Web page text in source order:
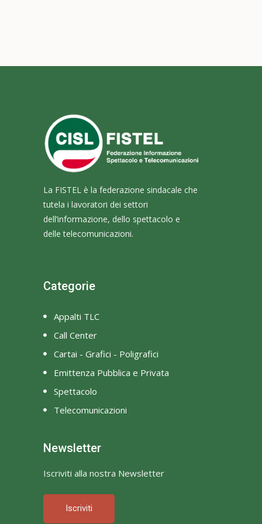
La FISTEL è la federazione sindacale che
tutela i lavoratori dei settori
dell’informazione, dello spettacolo e
delle telecomunicazioni.
Categorie
Appalti TLC
Call Center
Cartai - Grafici - Poligrafici
Emittenza Pubblica e Privata
Spettacolo
Telecomunicazioni
Newsletter
Iscriviti alla nostra Newsletter
Iscriviti